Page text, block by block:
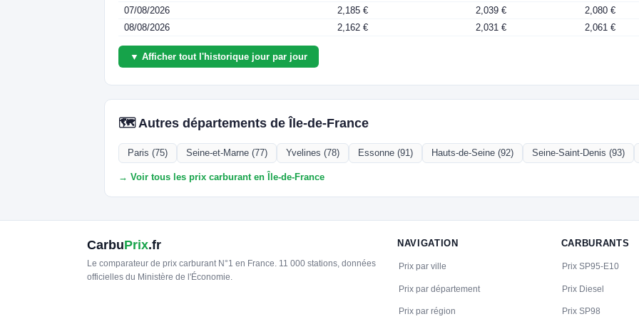
07/08/2026 2,185 € 2,039 €
2,080 €
08/08/2026
2,162 € 2,031 € 2,061 €
▼ Afficher tout l'historique jour par jour
🗺️ Autres départements de Île-de-France
Paris (75) Seine-et-Marne (77) Yvelines (78) Essonne (91) Hauts-de-Seine (92) Seine-Saint-Denis (93)
→ Voir tous les prix carburant en Île-de-France
CarbuPrix.fr
Le comparateur de prix carburant N°1 en France. 11 000 stations, données
officielles du Ministère de l'Économie.
NAVIGATION
Prix par ville
Prix par département
Prix par région
CARBURANTS
Prix SP95-E10
Prix Diesel
Prix SP98